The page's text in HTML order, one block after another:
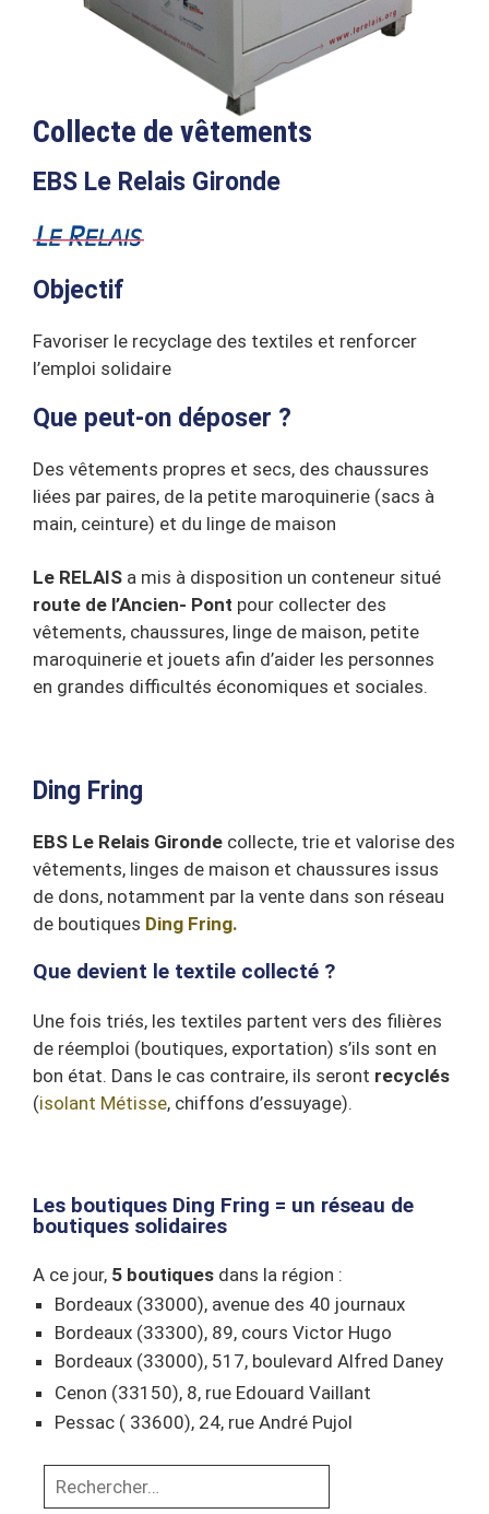
Collecte de vêtements
EBS Le Relais Gironde
Objectif
Favoriser le recyclage des textiles et renforcer
l’emploi solidaire
Que peut-on déposer ?
Des vêtements propres et secs, des chaussures
liées par paires, de la petite maroquinerie (sacs à
main, ceinture) et du linge de maison
Le RELAIS a mis à disposition un conteneur situé
route de l’Ancien- Pont pour collecter des
vêtements, chaussures, linge de maison, petite
maroquinerie et jouets afin d’aider les personnes
en grandes difficultés économiques et sociales.
Ding Fring
EBS Le Relais Gironde collecte, trie et valorise des
vêtements, linges de maison et chaussures issus
de dons, notamment par la vente dans son réseau
de boutiques Ding Fring.
Que devient le textile collecté ?
Une fois triés, les textiles partent vers des filières
de réemploi (boutiques, exportation) s’ils sont en
bon état. Dans le cas contraire, ils seront recyclés
(isolant Métisse, chiffons d’essuyage).
Les boutiques Ding Fring = un réseau de
boutiques solidaires
A ce jour, 5 boutiques dans la région :
Bordeaux (33000), avenue des 40 journaux
Bordeaux (33300), 89, cours Victor Hugo
Bordeaux (33000), 517, boulevard Alfred Daney
Cenon (33150), 8, rue Edouard Vaillant
Pessac ( 33600), 24, rue André Pujol